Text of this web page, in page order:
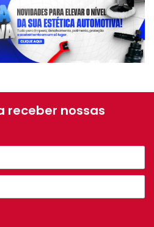
receber nossas